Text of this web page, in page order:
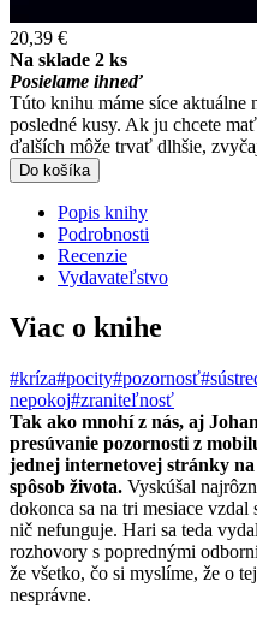
20,39 €
Na sklade 2 ks
Posielame ihneď
Túto knihu máme síce aktuálne
posledné kusy. Ak ju chcete
ďalších môže trvať dlhšie,
Do košíka
Popis knihy
Podrobnosti
Recenzie
Vydavateľstvo
Viac o knihe
#kríza#pocity#pozornosť
nepokoj#zraniteľnosť
Tak ako mnohí z nás, aj
presúvanie pozornosti z
jednej internetovej stránky
spôsob života. Vyskúšal
dokonca sa na tri mesiace
nič nefunguje. Hari sa teda
rozhovory s poprednými
že všetko, čo si myslíme, že o
nesprávne.